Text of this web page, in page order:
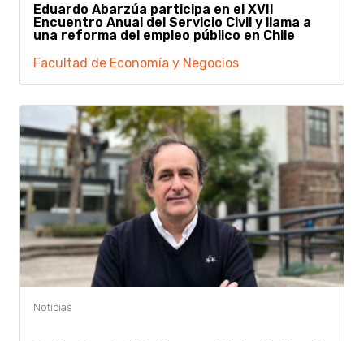
Eduardo Abarzúa participa en el XVII
Encuentro Anual del Servicio Civil y llama a
una reforma del empleo público en Chile
Facultad de Economía y Negocios